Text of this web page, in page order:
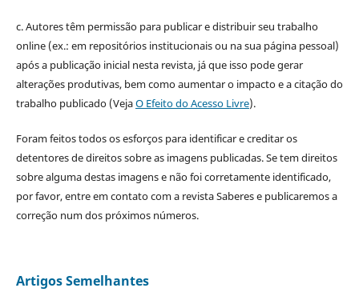
c. Autores têm permissão para publicar e distribuir seu trabalho
online (ex.: em repositórios institucionais ou na sua página pessoal)
após a publicação inicial nesta revista, já que isso pode gerar
alterações produtivas, bem como aumentar o impacto e a citação do
trabalho publicado (VejaO Efeito do Acesso Livre).
Foram feitos todos os esforços para identificar e creditar os
detentores de direitos sobre as imagens publicadas. Se tem direitos
sobre alguma destas imagens e não foi corretamente identificado,
por favor, entre em contato com a revista Saberes e publicaremos a
correção num dos próximos números.
Artigos Semelhantes